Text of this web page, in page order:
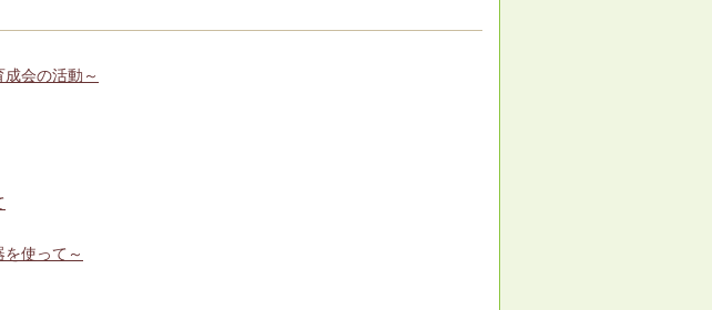
会の活動～
使って～